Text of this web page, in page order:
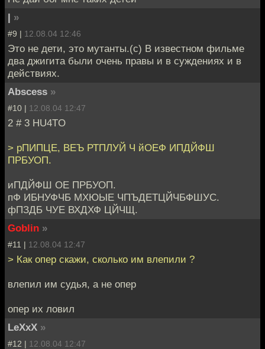
| »
#9 | 12.08.04 12:46
Это не дети, это мутанты.(с) В известном фильме
два джигита были очень правы и в суждениях и в
действиях.
Abscess »
#10 | 12.08.04 12:47
2 # 3 HU4TO
> рПИПЦЕ, ВЕЪ РТПЛУЙ Ч йОЕФ ИПДЙФШ
ПРБУОП.
иПДЙФШ ОЕ ПРБУОП.
пФ ИБНУФЧБ МХЮЫЕ ЧПЪДЕТЦЙЧБФШУС.
фПЗДБ ЧУЕ ВХДХФ ЦЙЧЩ.
Goblin »
#11 | 12.08.04 12:47
> Как опер скажи, сколько им влепили ?
влепил им судья, а не опер
опер их ловил
LeXxX »
#12 | 12.08.04 12:47